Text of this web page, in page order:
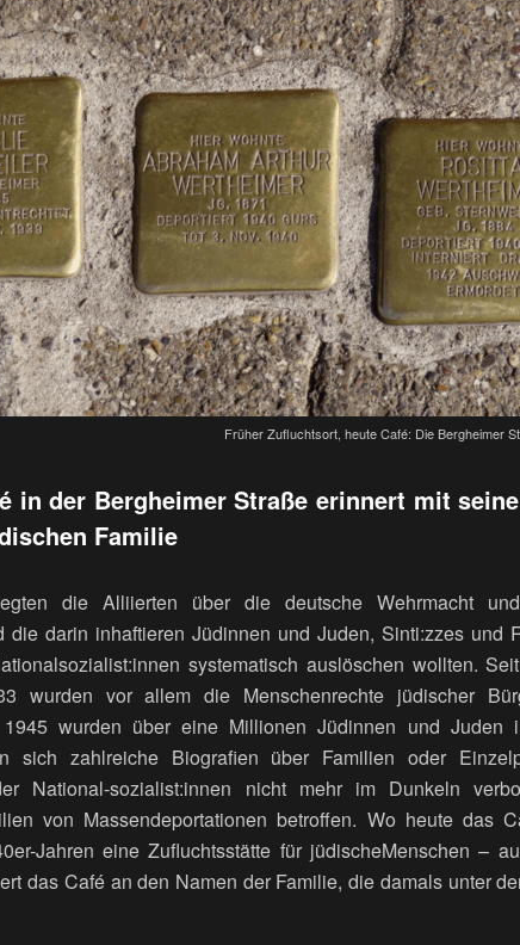
Früher Zufluchtsort, heute Café: Die Bergheimer
in der Bergheimer Straße erinnert mit
Familie
die Alliierten über die deutsche Wehrmacht
die darin inhaftieren Jüdinnen und Juden, Sinti:zzes und
systematisch auslöschen wollten.
wurden vor allem die Menschenrechte jüdischer
wurden über eine Millionen Jüdinnen und Juden
sich zahlreiche Biografien über Familien oder
National-sozialist:innen nicht mehr im Dunkeln
von Massendeportationen betroffen. Wo heute das
Jahren eine Zufluchtsstätte für jüdischeMenschen –
das Café an den Namen der Familie, die damals unter